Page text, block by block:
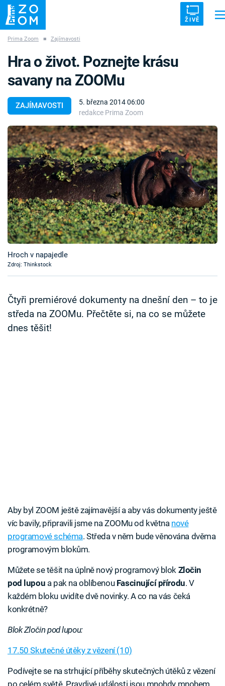
ŽIVĚ
VETŘELCI DÁVNOVĚKU
Témata
Témata
Pořady
TV Program
Časopis
Sledujte prima+
Sledujte nás
Prima Zoom ■ Zajímavosti
ZAJÍMAVOSTI
5. března 2014 06:00
redakce Prima Zoom
Hra o život. Poznejte krásu
savany na ZOOMu
Hroch v napajedle
Zdroj: Thinkstock
Čtyři premiérové dokumenty na dnešní den – to je
středa na ZOOMu. Přečtěte si, na co se můžete
dnes těšit!
Aby byl ZOOM ještě zajímavější a aby vás dokumenty ještě
víc bavily, připravili jsme na ZOOMu od května nové
programové schéma. Středa v něm bude věnována dvěma
programovým blokům.
Můžete se těšit na úplně nový programový blok Zločin
pod lupou a pak na oblíbenou Fascinující přírodu. V
každém bloku uvidíte dvě novinky. A co na vás čeká
konkrétně?
Blok Zločin pod lupou:
17.50 Skutečné útěky z vězení (10)
Podívejte se na strhující příběhy skutečných útěků z vězení